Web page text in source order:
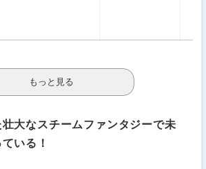
大なスチームファンタジーで未
いる！